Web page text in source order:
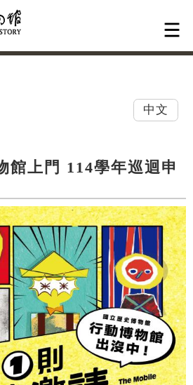
中文
館上門 114學年巡迴申